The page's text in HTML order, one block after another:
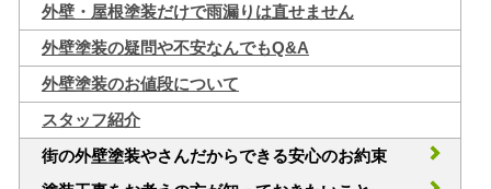
外壁・屋根塗装だけで雨漏りは直せません
外壁塗装の疑問や不安なんでもQ&A
外壁塗装のお値段について
スタッフ紹介
街の外壁塗装やさんだからできる安心のお約束